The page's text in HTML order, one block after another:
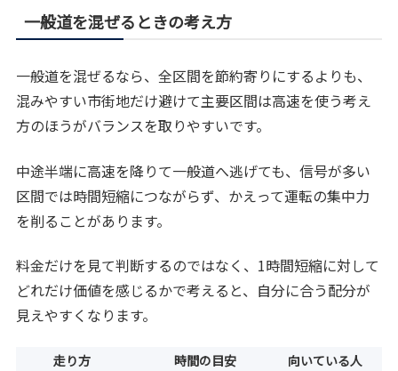
一般道を混ぜるときの考え方
一般道を混ぜるなら、全区間を節約寄りにするよりも、
混みやすい市街地だけ避けて主要区間は高速を使う考え
方のほうがバランスを取りやすいです。
中途半端に高速を降りて一般道へ逃げても、信号が多い
区間では時間短縮につながらず、かえって運転の集中力
を削ることがあります。
料金だけを見て判断するのではなく、1時間短縮に対して
どれだけ価値を感じるかで考えると、自分に合う配分が
見えやすくなります。
走り方 時間の目安 向いている人